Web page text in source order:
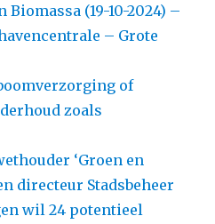
(19-10-2024) –
– Grote
of
zoals
‘Groen en
directeur Stadsbeheer
wil 24 potentieel